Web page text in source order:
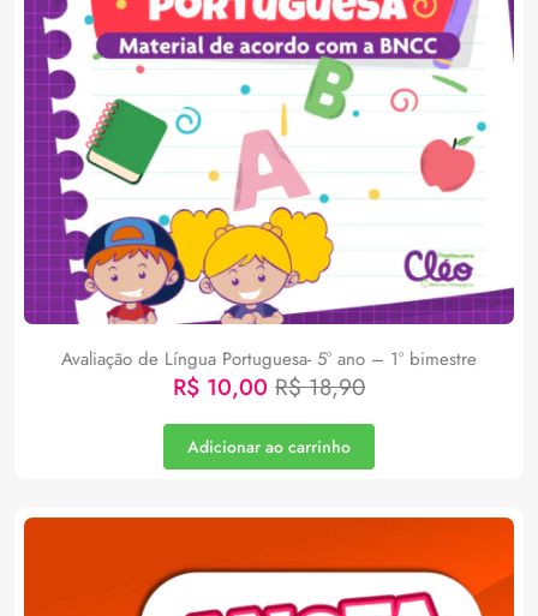
Avaliação de Língua Portuguesa- 5° ano – 1° bimestre
R$ 10,00 R$18,90
Adicionar ao carrinho